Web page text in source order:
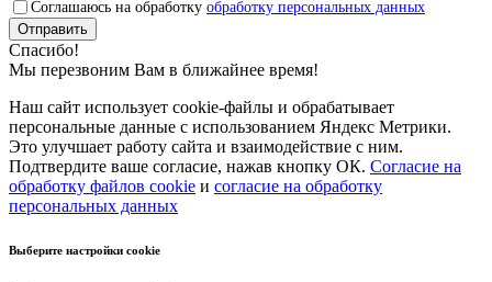
Соглашаюсь на обработку обработку персональных данных
Отправить
Спасибо!
Мы перезвоним Вам в ближайнее время!
Наш сайт использует cookie-файлы и обрабатывает
персональные данные с использованием Яндекс Метрики.
Это улучшает работу сайта и взаимодействие с ним.
Подтвердите ваше согласие, нажав кнопку ОК. Согласие на
обработку файлов cookie и согласие на обработку
персональных данных
Выберите настройки cookie